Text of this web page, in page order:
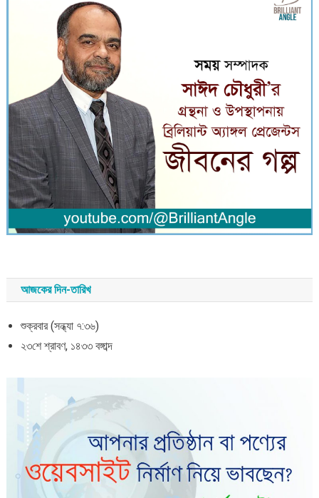
আজকের দিন-তারিখ
শুক্রবার (সন্ধ্যা ৭:৩৬)
২৩শে শ্রাবণ, ১৪৩৩ বঙ্গাব্দ